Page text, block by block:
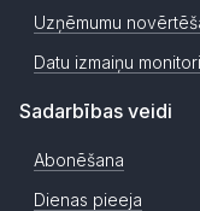
Uzņēmumu
Datu izmaiņu
Sadarbības veidi
Abonēšana
Dienas pieeja